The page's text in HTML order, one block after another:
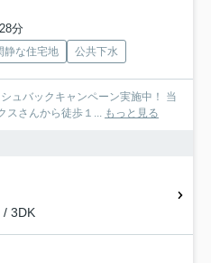
分
静な住宅地 公共下水
ュバックキャンペーン実施中！ 当
スさんから徒歩１... もっと見る
/ 3DK